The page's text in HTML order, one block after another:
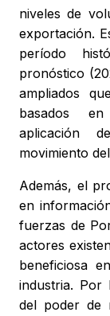
niveles de
exportación.
período
pronóstico
ampliados
basados
aplicación
movimiento
Además, el
en
fuerzas de
actores
beneficiosa
industria. Por
del poder de